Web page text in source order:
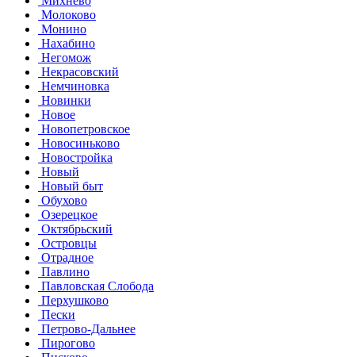
Молоково
Монино
Нахабино
Негомож
Некрасовский
Немчиновка
Новинки
Новое
Новопетровское
Новосиньково
Новостройка
Новый
Новый быт
Обухово
Озерецкое
Октябрьский
Островцы
Отрадное
Павлино
Павловская Слобода
Перхушково
Пески
Петрово-Дальнее
Пирогово